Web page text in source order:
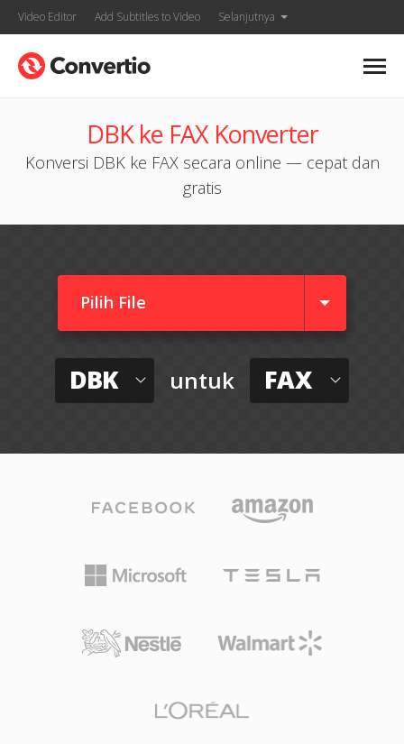
Video Editor Add Subtitles to Video Selanjutnya
DBK ke FAX Konverter
Konversi DBK ke FAX secara online — cepat dan
gratis
Pilih File
DBK untuk FAX